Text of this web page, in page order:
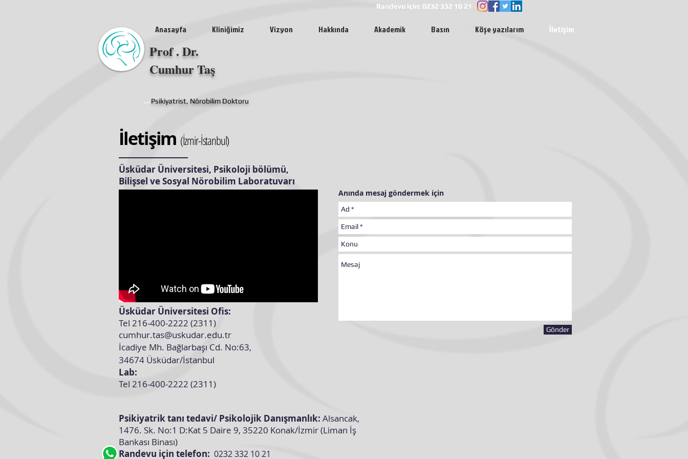
Randevu için: 0232 332 10 21
Anasayfa Kliniğimiz Vizyon Hakkında Akademik Basın Köşe yazılarım İletişim
Prof . Dr.
Cumhur Taş
Psikiyatrist, Nörobilim Doktoru
İletişim (İzmir-İstanbul)
Üsküdar Üniversitesi, Psikoloji bölümü,
Bilişsel ve Sosyal Nörobilim Laboratuvarı
Üsküdar Üniversitesi Ofis:
Tel 216-400-2222 (2311)
cumhur.tas@uskudar.edu.tr
İcadiye Mh. Bağlarbaşı Cd. No:63,
34674 Üsküdar/İstanbul
Lab:
Tel 216-400-2222 (2311)
Anında mesaj göndermek için
Gönder
Psikiyatrik tanı tedavi/ Psikolojik Danışmanlık: Alsancak,
1476. Sk. No:1 D:Kat 5 Daire 9, 35220 Konak/İzmir (Liman İş
Bankası Binası)
Randevu için telefon: 0232 332 10 21